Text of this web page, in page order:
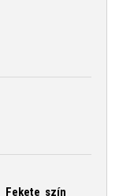
Fekete szín